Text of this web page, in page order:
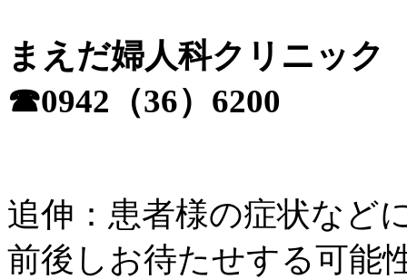
まえだ婦人科クリニック
☎0942 （36） 6200
追伸 ： 患者様の症状など
前後しお待たせする可能